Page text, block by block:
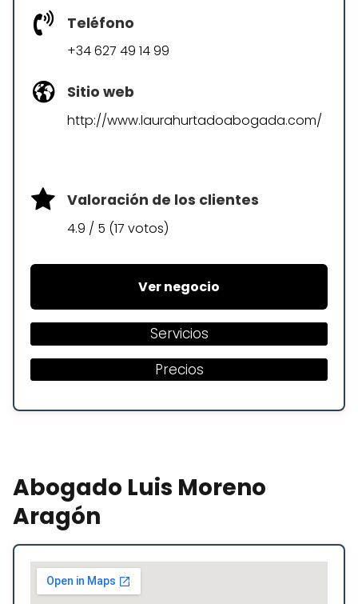
Teléfono
+34 627 49 14 99
Sitio web
http://www.laurahurtadoabogada.com/
Valoración de los clientes
4.9 / 5 (17 votos)
Ver negocio
Servicios
Precios
Abogado Luis Moreno
Aragón